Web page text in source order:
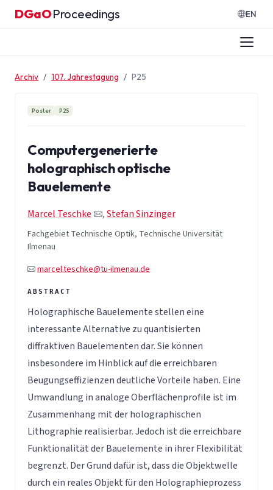
Zum Inhalt springen
DGaO·Proceedings EN
Archiv 107. Jahrestagung P25
Poster P25
Computergenerierte
holographisch optische
Bauelemente
Marcel Teschke ,Stefan Sinzinger
Fachgebiet Technische Optik, Technische Universität
Ilmenau
marcel.teschke@tu-ilmenau.de
Holographische Bauelemente stellen eine
interessante Alternative zu quantisierten
diffraktiven Bauelementen dar. Sie können
insbesondere im Hinblick auf die erreichbaren
Beugungseffizienzen deutliche Vorteile haben. Eine
Umwandlung in analoge Oberflächenprofile ist im
Zusammenhang mit der holographischen
Lithographie realisierbar. Jedoch ist die erreichbare
Funktionalität der Bauelemente in ihrer Flexibilität
begrenzt. Der Grund dafür ist, dass die Objektwelle
durch ein reales Objekt für den Holographieprozess